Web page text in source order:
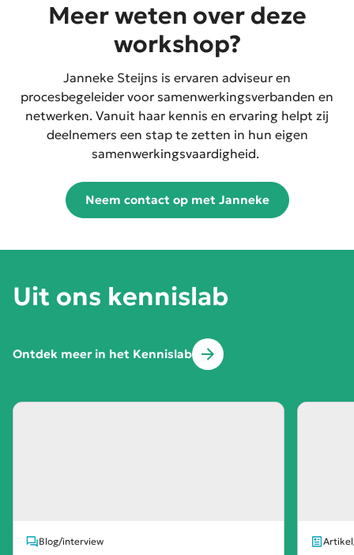
Meer weten over deze
workshop?
Janneke Steijns is ervaren adviseur en
procesbegeleider voor samenwerkingsverbanden en
netwerken. Vanuit haar kennis en ervaring helpt zij
deelnemers een stap te zetten in hun eigen
samenwerkingsvaardigheid.
Neem contact op met Janneke
Uit ons kennislab
Ontdek meer in het Kennislab
Blog/interview